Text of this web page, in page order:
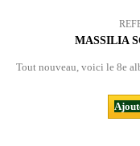
MASSILIA
Tout nouveau, voici le 8e